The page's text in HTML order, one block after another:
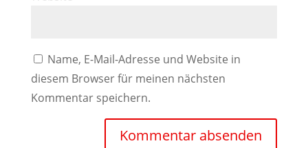
Name, E-Mail-Adresse und Website in
diesem Browser für meinen nächsten
Kommentar speichern.